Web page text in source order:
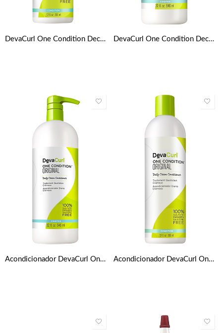
DevaCurl One Condition Decadence (acondicionador crema diario – para el pelo super rizado) 355ml / 12oz DevaCurl One Condition Decadence (acondicionador crema diario – para el pelo super rizado) 946ml / 32oz
Acondicionador DevaCurl One Condition Original 946 Ml Acondicionador DevaCurl One Condition Original 355 Ml